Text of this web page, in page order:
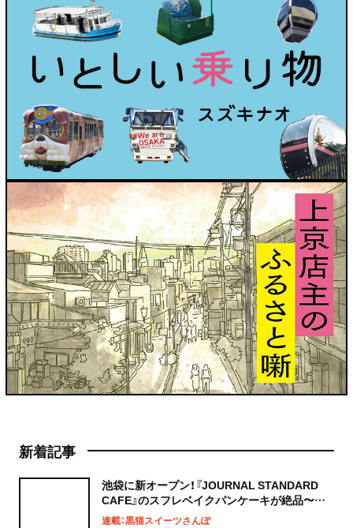
新着記事
池袋に新オープン！『JOURNAL STANDARD
CAFE』のスフレベイクパンケーキが絶品〜黒
猫スイーツ散歩 池袋編5〜
連載：黒猫スイーツさんぽ